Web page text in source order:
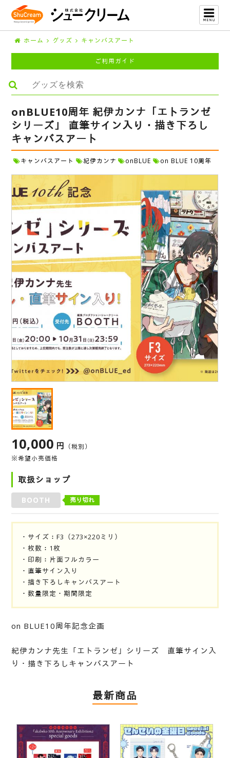
ホーム グッズ キャンバスアート
ご利用ガイド
onBLUE10周年 紀伊カンナ「エトランゼ
シリーズ」 直筆サイン入り・描き下ろし
キャンバスアート
キャンバスアート 紀伊カンナ onBLUE on BLUE 10周年
10,000 円 （税別）
※希望小売価格
取扱ショップ
BOOTH 売り切れ
・サイズ：F3（273×220ミリ）
・枚数：1枚
・印刷：片面フルカラー
・直筆サイン入り
・描き下ろしキャンバスアート
・数量限定・期間限定
on BLUE10周年記念企画
紀伊カンナ先生「エトランゼ」シリーズ 直筆サイン入
り・描き下ろしキャンバスアート
最新商品